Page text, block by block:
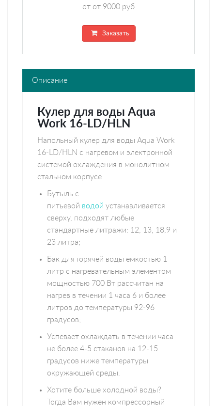
от от 9000 руб
Заказать
Описание
Кулер для воды Aqua
Work 16-LD/HLN
Напольный кулер для воды Aqua Work
16-LD/HLN с нагревом и электронной
системой охлаждения в монолитном
стальном корпусе.
Бутыль с
питьевой водой устанавливается
сверху, подходят любые
стандартные литражи: 12, 13, 18,9 и
23 литра;
Бак для горячей воды емкостью 1
литр с нагревательным элементом
мощностью 700 Вт рассчитан на
нагрев в течении 1 часа 6 и более
литров до температуры 92-96
градусов;
Успевает охлаждать в течении часа
не более 4-5 стаканов на 12-15
градусов ниже температуры
окружающей среды.
Хотите больше холодной воды?
Тогда Вам нужен компрессорный